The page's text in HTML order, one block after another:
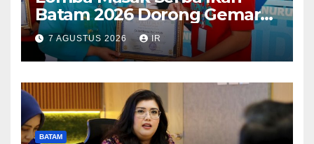
Batam 2026 Dorong Gemar
Makan Ikan
7 AGUSTUS 2026 IR
BATAM